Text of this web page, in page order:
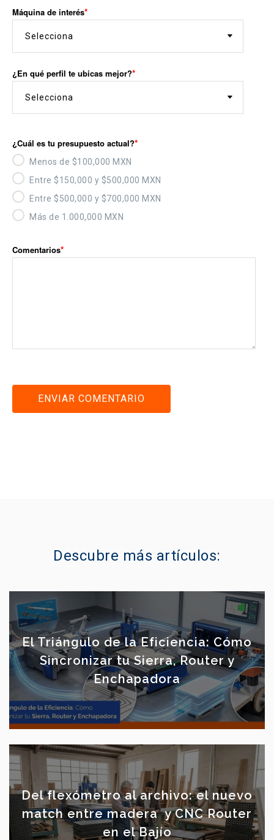
Máquina de interés
¿En qué perfil te ubicas mejor?
¿Cuál es tu presupuesto actual?
Menos de $100,000 MXN
Entre $150,000 y $500,000 MXN
Entre $500,000 y $700,000 MXN
Más de 1.000,000 MXN
Comentarios
Descubre más artículos:
El Triángulo de la Eficiencia: Cómo
Sincronizar tu Sierra, Router y
Enchapadora
Del flexómetro al archivo: el nuevo
match entre madera y CNC Router
en el Bajío